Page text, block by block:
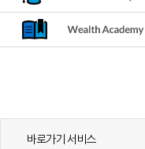
바로가기 서비스